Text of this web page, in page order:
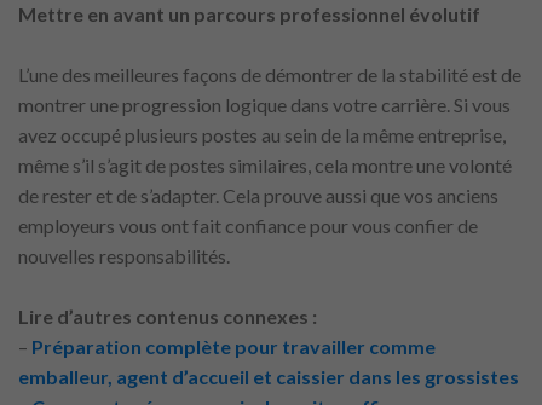
Mettre en avant un parcours professionnel évolutif
L’une des meilleures façons de démontrer de la stabilité est de
montrer une progression logique dans votre carrière. Si vous
avez occupé plusieurs postes au sein de la même entreprise,
même s’il s’agit de postes similaires, cela montre une volonté
de rester et de s’adapter. Cela prouve aussi que vos anciens
employeurs vous ont fait confiance pour vous confier de
nouvelles responsabilités.
Lire d’autres contenus connexes :
– Préparation complète pour travailler comme
emballeur, agent d’accueil et caissier dans les grossistes